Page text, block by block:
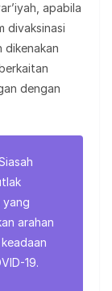
apabila
divaksinasi
dikenakan
dengan
yang
arahan
19.